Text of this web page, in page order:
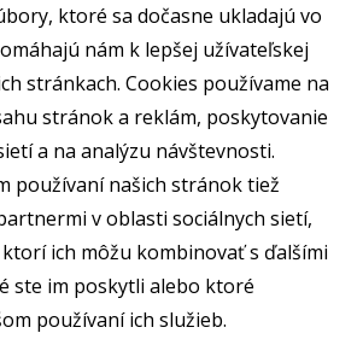
ktoré sa dočasne ukladajú vo
nám k lepšej užívateľskej
stránkach. Cookies používame na
stránok a reklám, poskytovanie
a na analýzu návštevnosti.
používaní našich stránok tiež
v oblasti sociálnych sietí,
ich môžu kombinovať s ďalšími
ste im poskytli alebo ktoré
používaní ich služieb.